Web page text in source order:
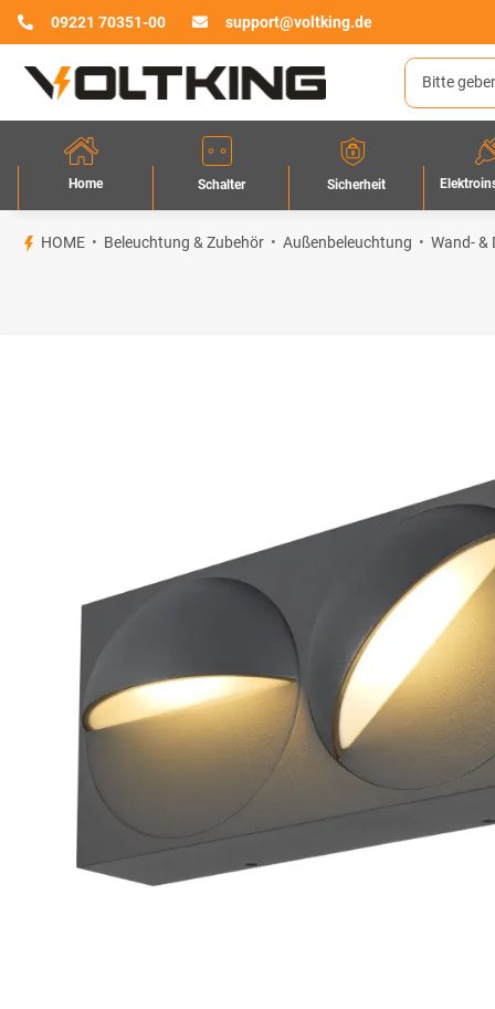
09221 70351-00 support@voltking.de
Home Schalter Sicherheit
HOME Beleuchtung & Zubehör Außenbeleuchtung Wand- &